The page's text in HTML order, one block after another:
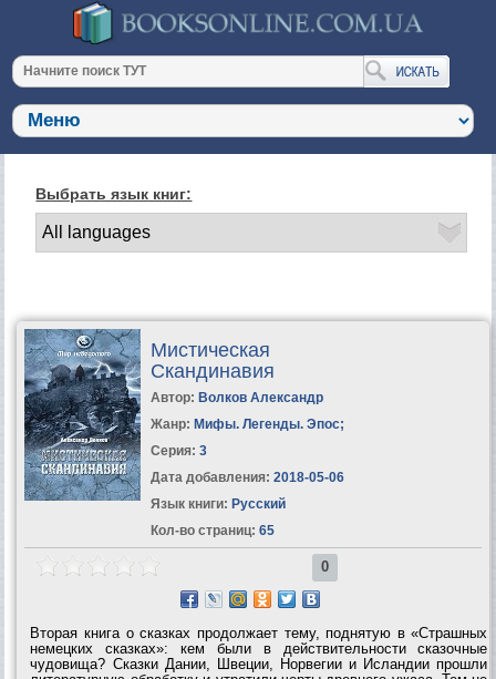
Выбрать язык книг:
Мистическая
Скандинавия
Автор: Волков Александр
Жанр: Мифы. Легенды. Эпос;
Серия: 3
Дата добавления: 2018-05-06
Язык книги: Русский
Кол-во страниц: 65
0
Вторая книга о сказках продолжает тему, поднятую в «Страшных
немецких сказках»: кем были в действительности сказочные
чудовища? Сказки Дании, Швеции, Норвегии и Исландии прошли